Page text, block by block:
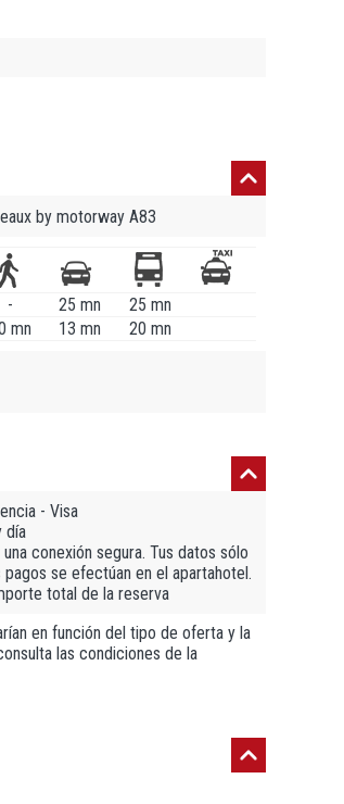
by motorway A83
- 25 mn
25 mn
mn 13 mn 20 mn
- Visa
día
conexión segura. Tus datos sólo
se efectúan en el apartahotel.
total de la reserva
en función del tipo de oferta y la
las condiciones de la